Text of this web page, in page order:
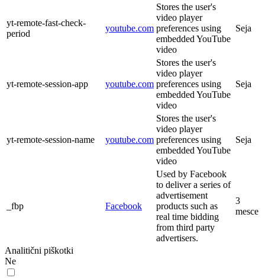
yt-remote-fast-check-
period
youtube.com
Stores the user's
video player
preferences using
embedded YouTube
video
Seja
yt-remote-session-app youtube.com
Stores the user's
video player
preferences using
embedded YouTube
video
Seja
yt-remote-session-name youtube.com
Stores the user's
video player
preferences using
embedded YouTube
video
Seja
_fbp Facebook
Used by Facebook
to deliver a series of
advertisement
products such as
real time bidding
from third party
advertisers.
3
mesce
Analitični piškotki
Ne